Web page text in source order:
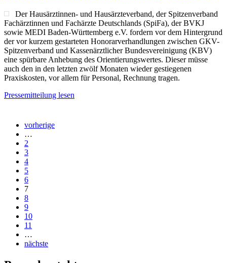
Der Hausärztinnen- und Hausärzteverband, der Spitzenverband
Fachärztinnen und Fachärzte Deutschlands (SpiFa), der BVKJ
sowie MEDI Baden-Württemberg e.V. fordern vor dem Hintergrund
der vor kurzem gestarteten Honorarverhandlungen zwischen GKV-
Spitzenverband und Kassenärztlicher Bundesvereinigung (KBV)
eine spürbare Anhebung des Orientierungswertes. Dieser müsse
auch den in den letzten zwölf Monaten wieder gestiegenen
Praxiskosten, vor allem für Personal, Rechnung tragen.
Pressemitteilung lesen
vorherige
…
2
3
4
5
6
7
8
9
10
11
…
nächste